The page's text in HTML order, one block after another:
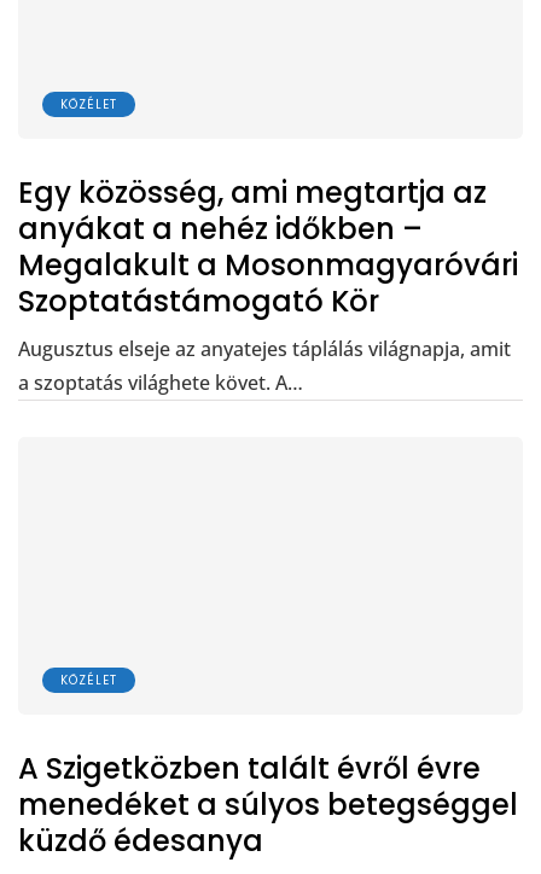
KÖZÉLET
Egy közösség, ami megtartja az
anyákat a nehéz időkben –
Megalakult a Mosonmagyaróvári
Szoptatástámogató Kör
Augusztus elseje az anyatejes táplálás világnapja, amit
a szoptatás világhete követ. A…
KÖZÉLET
A Szigetközben talált évről évre
menedéket a súlyos betegséggel
küzdő édesanya